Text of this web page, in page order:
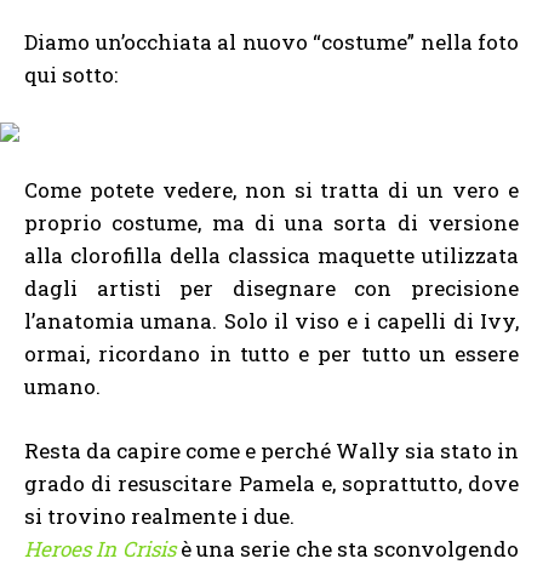
Diamo un’occhiata al nuovo “costume” nella foto
qui sotto:
Come potete vedere, non si tratta di un vero e
proprio costume, ma di una sorta di versione
alla clorofilla della classica maquette utilizzata
dagli artisti per disegnare con precisione
l’anatomia umana. Solo il viso e i capelli di Ivy,
ormai, ricordano in tutto e per tutto un essere
umano.
Resta da capire come e perché Wally sia stato in
grado di resuscitare Pamela e, soprattutto, dove
si trovino realmente i due.
Heroes In Crisisè una serie che sta sconvolgendo